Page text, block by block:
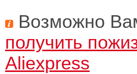
Возможно
получить
Aliexpress